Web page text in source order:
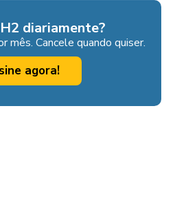
diariamente?
mês. Cancele quando quiser.
agora!